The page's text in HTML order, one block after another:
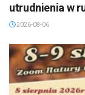
utrudnienia w
2026-08-06